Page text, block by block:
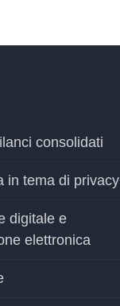
consolidati
in tema di privacy
digitale e
elettronica